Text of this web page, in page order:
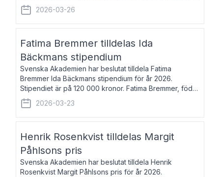
Bornlid, född 1947, är översättare från tyska. Han är
främst känd för sina översät
2026-03-26
Fatima Bremmer tilldelas Ida
Bäckmans stipendium
Svenska Akademien har beslutat tilldela Fatima
Bremmer Ida Bäckmans stipendium för år 2026.
Stipendiet är på 120 000 kronor. Fatima Bremmer, född
1977, är journalist och författare. Hon utkom i fjol med
boken Ligan. Klarakvarterens blodsyst
2026-03-23
Henrik Rosenkvist tilldelas Margit
Påhlsons pris
Svenska Akademien har beslutat tilldela Henrik
Rosenkvist Margit Påhlsons pris för år 2026.